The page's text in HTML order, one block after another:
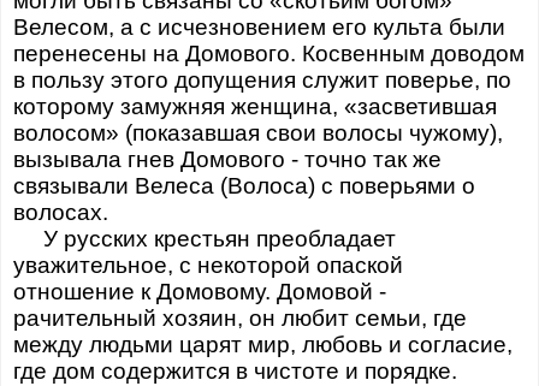
Велесом, а с исчезновением его культа были
перенесены на Домового. Косвенным доводом
в пользу этого допущения служит поверье, по
которому замужняя женщина, «засветившая
волосом» (показавшая свои волосы чужому),
вызывала гнев Домового - точно так же
связывали Велеса (Волоса) с поверьями о
волосах.
У русских крестьян преобладает
уважительное, с некоторой опаской
отношение к Домовому. Домовой -
рачительный хозяин, он любит семьи, где
между людьми царят мир, любовь и согласие,
где дом содержится в чистоте и порядке.